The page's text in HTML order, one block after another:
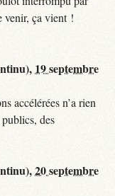
venir, ça vient !
19 septembre
accélérées n’a rien
des
20 septembre